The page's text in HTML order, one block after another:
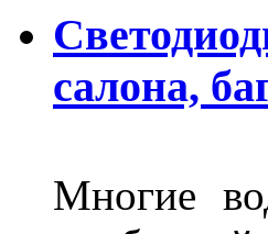
салона,
Многие